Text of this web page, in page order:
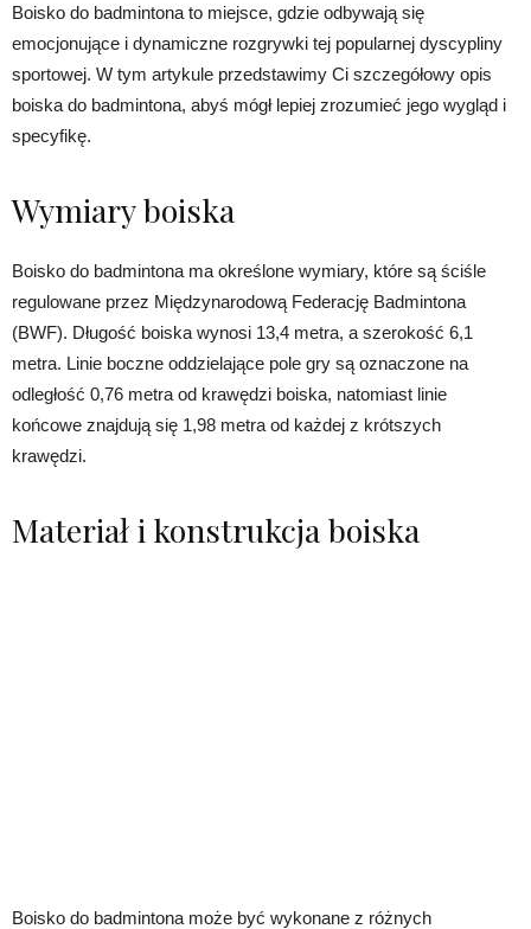
Boisko do badmintona to miejsce, gdzie odbywają się
emocjonujące i dynamiczne rozgrywki tej popularnej dyscypliny
sportowej. W tym artykule przedstawimy Ci szczegółowy opis
boiska do badmintona, abyś mógł lepiej zrozumieć jego wygląd i
specyfikę.
Wymiary boiska
Boisko do badmintona ma określone wymiary, które są ściśle
regulowane przez Międzynarodową Federację Badmintona
(BWF). Długość boiska wynosi 13,4 metra, a szerokość 6,1
metra. Linie boczne oddzielające pole gry są oznaczone na
odległość 0,76 metra od krawędzi boiska, natomiast linie
końcowe znajdują się 1,98 metra od każdej z krótszych
krawędzi.
Materiał i konstrukcja boiska
Boisko do badmintona może być wykonane z różnych